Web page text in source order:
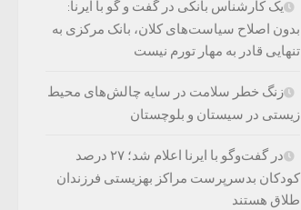
یک کارشناس بانکی در گفت و گو با ایرنا:
بدون اصلاح سیاست‌های کلان، بانک مرکزی به
تنهایی قادر به مهار تورم نیست
زنگ خطر سلامت در سایه چالش‌های محیط
زیستی در سیستان و بلوچستان
در گفت‌وگو با ایرنا اعلام شد؛ ۲۷ درصد
کودکان بدسرپرست مراکز بهزیستی فرزندان
طلاق هستند